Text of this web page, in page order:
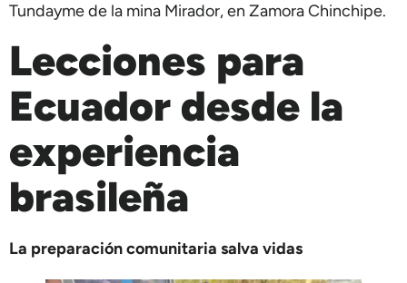
Tundayme de la mina Mirador, en Zamora Chinchipe.
Lecciones para
Ecuador desde la
experiencia
brasileña
La preparación comunitaria salva vidas